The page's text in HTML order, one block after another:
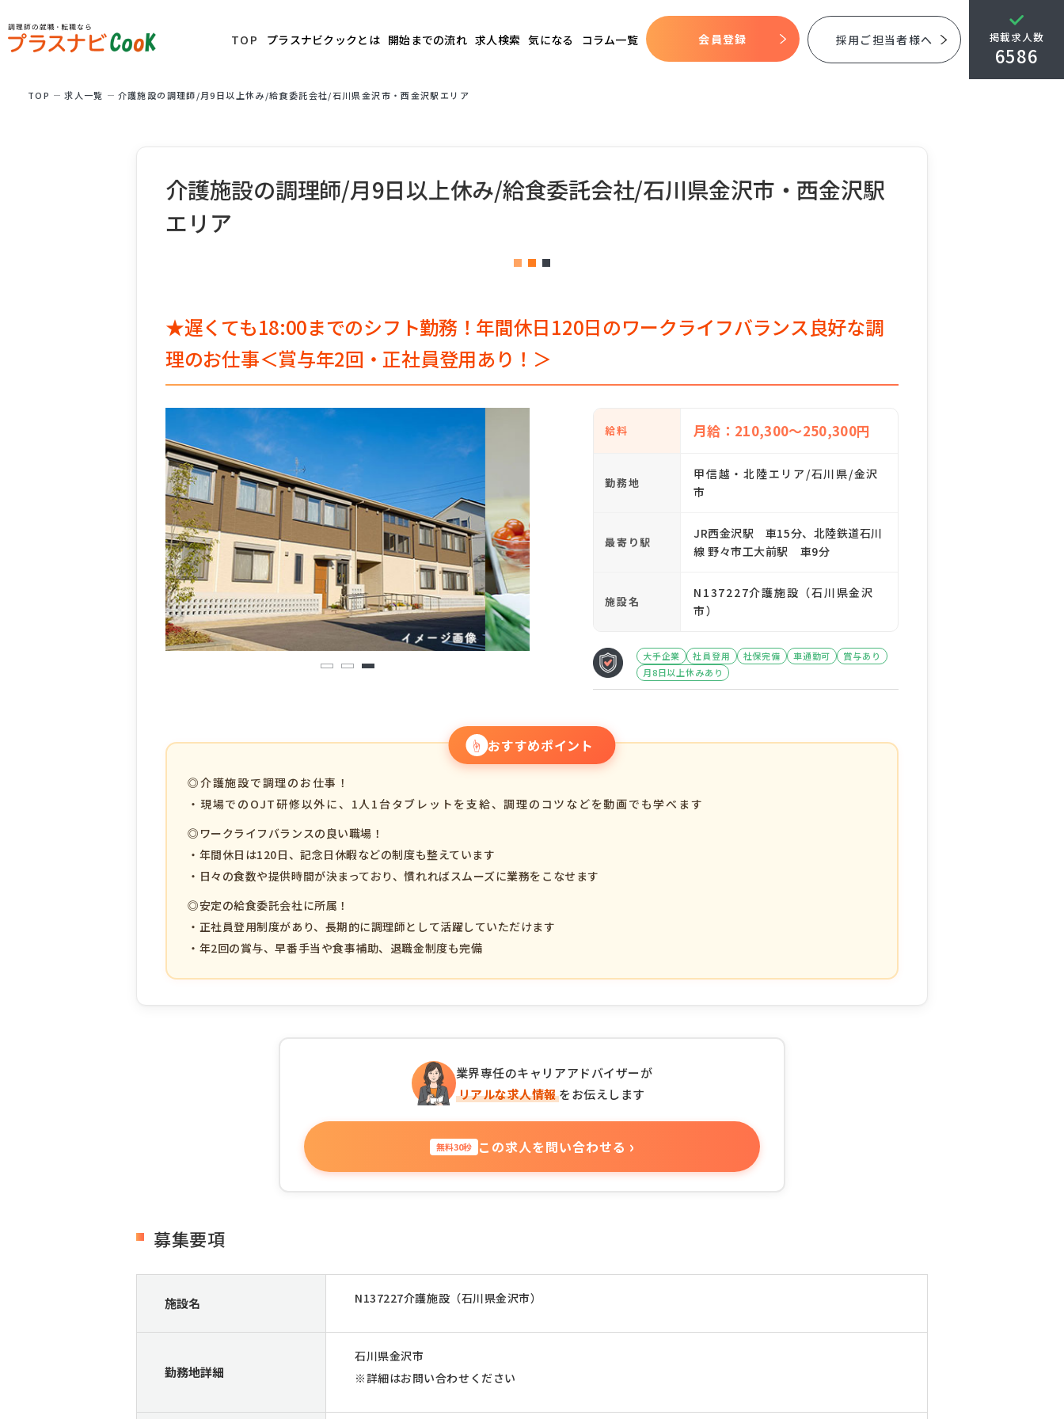
TOP プラスナビクックとは 開始までの流れ 求人検索 気になる コラム一覧 会員登録 採用ご担当者様へ 掲載求人数
6586
TOP 求⼈⼀覧 介護施設の調理師/月9日以上休み/給食委託会社/石川県金沢市・西金沢駅エリア
介護施設の調理師/月9日以上休み/給食委託会社/石川県金沢市・西金沢駅
エリア
★遅くても18:00までのシフト勤務！年間休日120日のワークライフバランス良好な調
理のお仕事＜賞与年2回・正社員登用あり！＞
1 2 3
給料 月給：210,300～250,300円
勤務地
甲信越・北陸エリア/石川県/金沢
市
最寄り駅
JR西金沢駅 車15分、北陸鉄道石川
線 野々市工大前駅 車9分
施設名
N137227介護施設（石川県金沢
市）
大手企業 社員登用 社保完備 車通勤可
賞与あり
月8日以上休みあり
☝ おすすめポイント
◎介護施設で調理のお仕事！
・現場でのOJT研修以外に、1人1台タブレットを支給、調理のコツなどを動画でも学べます
◎ワークライフバランスの良い職場！
・年間休日は120日、記念日休暇などの制度も整えています
・日々の食数や提供時間が決まっており、慣れればスムーズに業務をこなせます
◎安定の給食委託会社に所属！
・正社員登用制度があり、長期的に調理師として活躍していただけます
・年2回の賞与、早番手当や食事補助、退職金制度も完備
業界専任のキャリアアドバイザーが
リアルな求人情報をお伝えします
無料30秒 この求人を問い合わせる ›
募集要項
施設名 N137227介護施設（石川県金沢市）
勤務地詳細
石川県金沢市
※詳細はお問い合わせください